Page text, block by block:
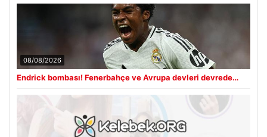
08/08/2026
Endrick bombası! Fenerbahçe ve Avrupa devleri devrede…